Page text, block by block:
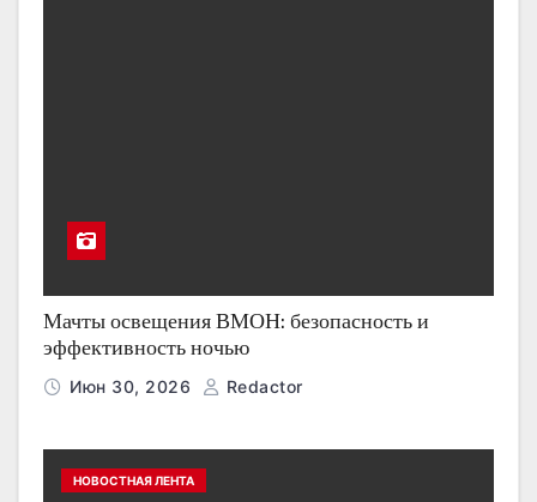
Мачты освещения ВМОН: безопасность и
эффективность ночью
Июн 30, 2026 Redactor
НОВОСТНАЯ ЛЕНТА